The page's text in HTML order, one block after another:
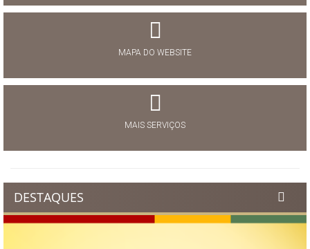
MAPA DO WEBSITE
MAIS SERVIÇOS
DESTAQUES